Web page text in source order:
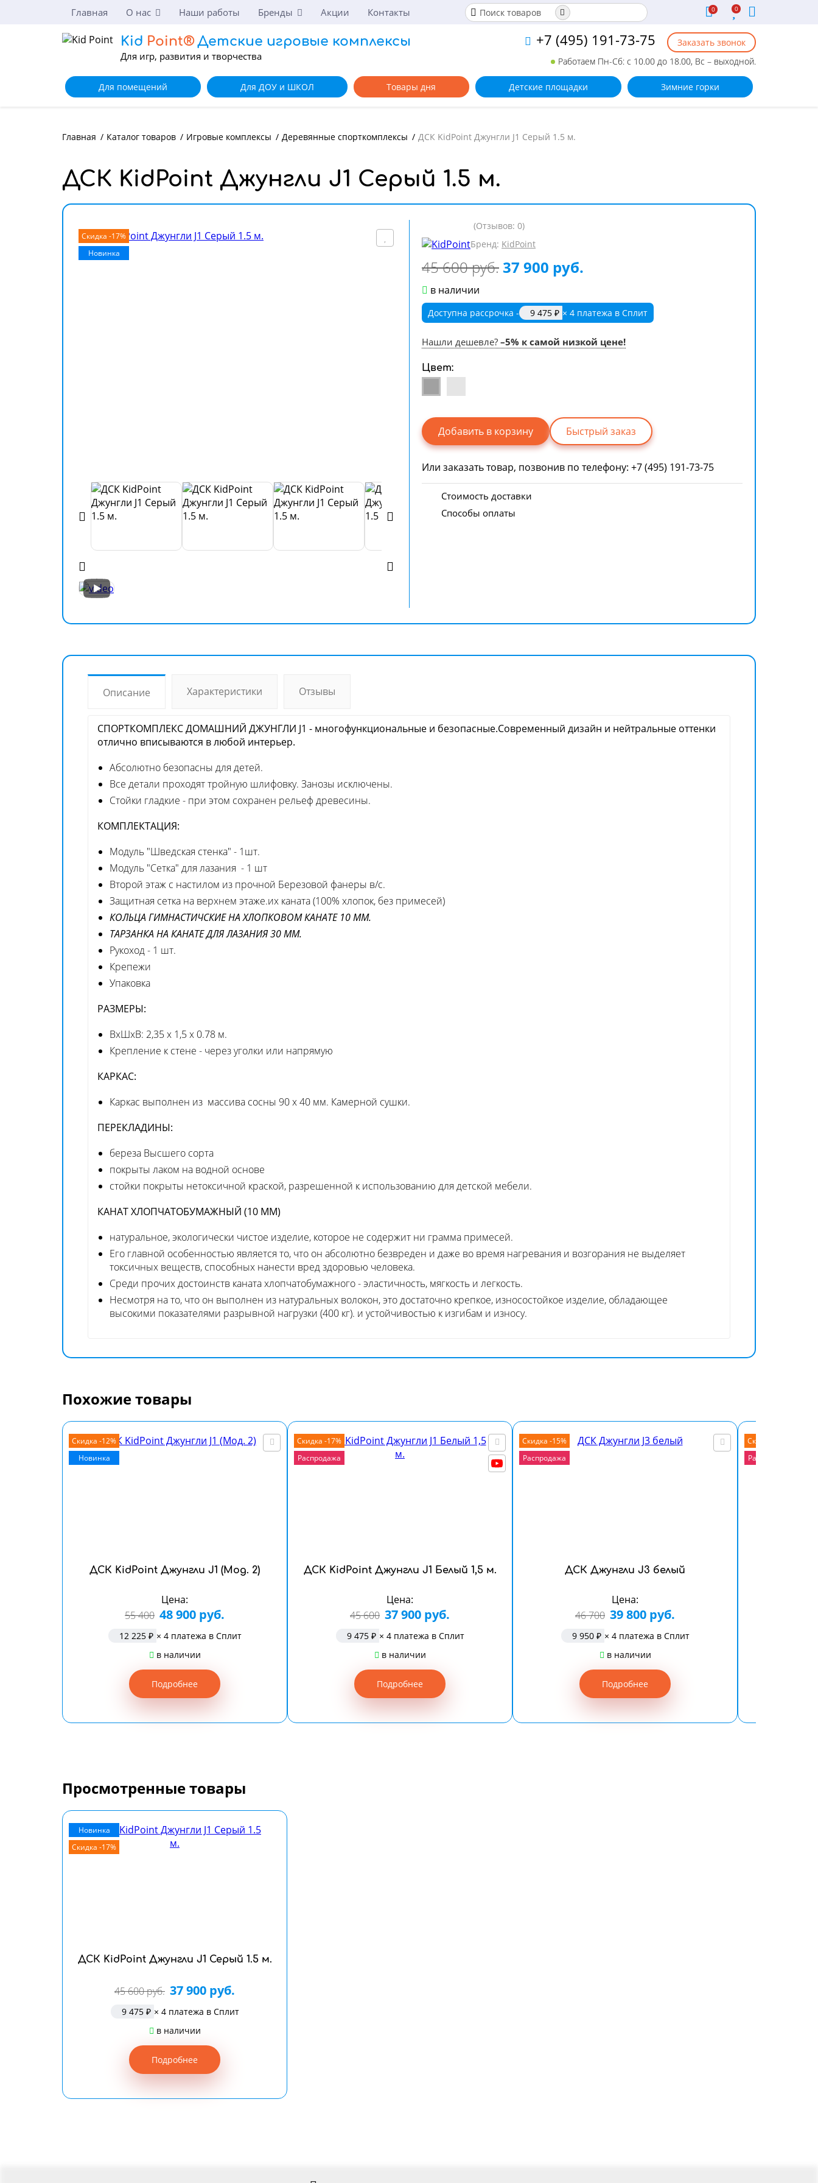
Главная О нас Наши работы Бренды Акции Контакты 0 0
Kid Point®Детские игровые комплексы
Для игр, развития и творчества
+7 (495) 191-73-75
Заказать звонок
Работаем Пн-Сб: с 10.00 до 18.00, Вс – выходной.
Для помещений Для ДОУ и ШКОЛ Товары дня Детские площадки Зимние горки
Главная / Каталог товаров / Игровые комплексы / Деревянные спорткомплексы / ДСК KidPoint Джунгли J1 Серый 1.5 м.
ДСК KidPoint Джунгли J1 Серый 1.5 м.
Скидка -17%
Новинка
(Отзывов: 0)
Бренд: KidPoint
45 600 руб. 37 900 руб.
в наличии
Доступна рассрочка 9 475 ₽ × 4 платежа в Сплит
Нашли дешевле? –5% к самой низкой цене!
Цвет:
Быстрый заказ
Или заказать товар, позвонив по телефону: +7 (495) 191-73-75
Стоимость доставки
Способы оплаты
Описание Характеристики Отзывы
СПОРТКОМПЛЕКС ДОМАШНИЙ ДЖУНГЛИ J1 - многофункциональные и безопасные.Современный дизайн и нейтральные оттенки
отлично вписываются в любой интерьер.
Абсолютно безопасны для детей.
Все детали проходят тройную шлифовку. Занозы исключены.
Стойки гладкие - при этом сохранен рельеф древесины.
КОМПЛЕКТАЦИЯ:
Модуль "Шведская стенка" - 1шт.
Модуль "Сетка" для лазания - 1 шт
Второй этаж с настилом из прочной Березовой фанеры в/с.
Защитная сетка на верхнем этаже.их каната (100% хлопок, без примесей)
КОЛЬЦА ГИМНАСТИЧСКИЕ НА ХЛОПКОВОМ КАНАТЕ 10 ММ.
ТАРЗАНКА НА КАНАТЕ ДЛЯ ЛАЗАНИЯ 30 ММ.
Рукоход - 1 шт.
Крепежи
Упаковка
РАЗМЕРЫ:
ВхШхВ: 2,35 х 1,5 х 0.78 м.
Крепление к стене - через уголки или напрямую
КАРКАС:
Каркас выполнен из массива сосны 90 х 40 мм. Камерной сушки.
ПЕРЕКЛАДИНЫ:
береза Высшего сорта
покрыты лаком на водной основе
стойки покрыты нетоксичной краской, разрешенной к использованию для детской мебели.
КАНАТ ХЛОПЧАТОБУМАЖНЫЙ (10 ММ)
натуральное, экологически чистое изделие, которое не содержит ни грамма примесей.
Его главной особенностью является то, что он абсолютно безвреден и даже во время нагревания и возгорания не выделяет
токсичных веществ, способных нанести вред здоровью человека.
Среди прочих достоинств каната хлопчатобумажного - эластичность, мягкость и легкость.
Несмотря на то, что он выполнен из натуральных волокон, это достаточно крепкое, износостойкое изделие, обладающее
высокими показателями разрывной нагрузки (400 кг). и устойчивостью к изгибам и износу.
Похожие товары
Скидка -12%
Новинка
ДСК KidPoint Джунгли J1 (Мод. 2)
Цена:
55 400 48 900 руб.
12 225 ₽ × 4 платежа в Сплит
в наличии
Подробнее
Скидка -17%
Распродажа
ДСК KidPoint Джунгли J1 Белый 1,5 м.
Цена:
45 600 37 900 руб.
9 475 ₽ × 4 платежа в Сплит
в наличии
Подробнее
Скидка -15%
Распродажа
ДСК Джунгли J3 белый
Цена:
46 700 39 800 руб.
9 950 ₽ × 4 платежа в Сплит
в наличии
Подробнее
Скидка -17%
Распродажа
Просмотренные товары
Новинка
Скидка -17%
ДСК KidPoint Джунгли J1 Серый 1.5 м.
45 600 руб. 37 900 руб.
9 475 ₽ × 4 платежа в Сплит
в наличии
Подробнее